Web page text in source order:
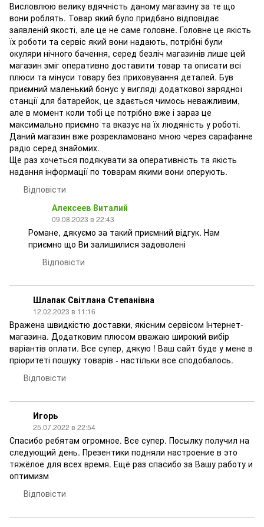
Висловлюю велику вдячність даному магазину за те що
вони роблять. Товар який було придбано відповідає
заявленій якості, але це не саме головне. Головне це якість
їх роботи та сервіс який вони надають, потрібні були
окуляри нічного бачення, серед безліч магазинів лише цей
магазин зміг оперативно доставити товар та описати всі
плюси та мінуси товару без приховування деталей. Був
приємний маленький бонус у вигляді додаткової зарядної
станції для батарейок, це здається чимось неважливим,
але в момент коли тобі це потрібно вже і зараз це
максимально приємно та вказує на їх людяність у роботі.
Даний магазин вже розрекламовано мною через сарафанне
радіо серед знайомих.
Ще раз хочеться подякувати за оперативність та якість
надання інформації по товарам якими вони оперують.
Відповісти
Алексеев Виталий
09.08.2023 в 22:43
Романе, дякуємо за такий приємний відгук. Нам
приємно що Ви залишилися задоволені
Відповісти
Шлапак Світлана Степанівна
12.02.2023 в 11:16
Вражена швидкістю доставки, якісним сервісом Інтернет-
магазина. Додатковим плюсом вважаю широкий вибір
варіантів оплати. Все супер, дякую ! Ваш сайт буде у мене в
пріоритеті пошуку товарів - настільки все сподобалось.
Відповісти
Игорь
25.07.2022 в 22:54
Спасибо ребятам огромное. Все супер. Посылку получил на
следующий день. Презентики подняли настроение в это
тяжёлое для всех время. Ещё раз спасибо за Вашу работу и
оптимизм
Відповісти